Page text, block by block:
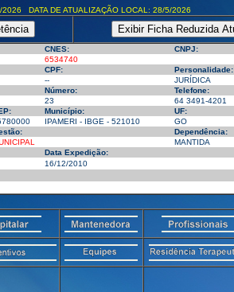
2026 DATA DE ATUALIZAÇÃO LOCAL: 28/5/2026
CNES:
CNPJ:
6534740
CPF:
Personalidade:
--
JURÍDICA
Número:
Telefone:
23
64 3491-4201
Município:
UF:
IPAMERI - IBGE - 521010
GO
Dependência:
MANTIDA
Data Expedição:
16/12/2010